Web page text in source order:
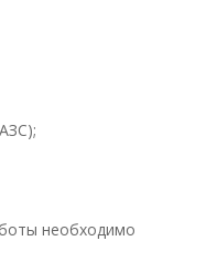
необходимо